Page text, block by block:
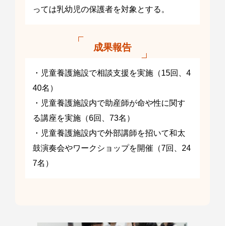
っては乳幼児の保護者を対象とする。
成果報告
・児童養護施設で相談支援を実施（15回、4
40名）
・児童養護施設内で助産師が命や性に関す
る講座を実施（6回、73名）
・児童養護施設内で外部講師を招いて和太
鼓演奏会やワークショップを開催（7回、24
7名）